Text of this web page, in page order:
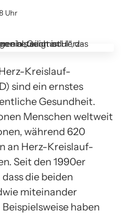
Uhr
Kreislauf-
sind ein ernstes
Gesundheit.
Menschen weltweit
während 620
an Herz-Kreislauf-
Seit den 1990er
die beiden
miteinander
haben